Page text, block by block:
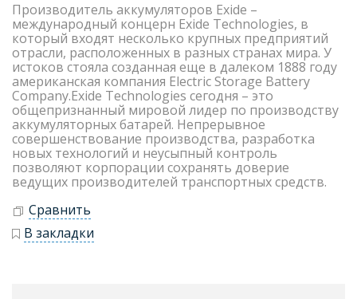
Производитель аккумуляторов Exide –
международный концерн Exide Technologies, в
который входят несколько крупных предприятий
отрасли, расположенных в разных странах мира. У
истоков стояла созданная еще в далеком 1888 году
американская компания Electric Storage Battery
Company.Exide Technologies сегодня – это
общепризнанный мировой лидер по производству
аккумуляторных батарей. Непрерывное
совершенствование производства, разработка
новых технологий и неусыпный контроль
позволяют корпорации сохранять доверие
ведущих производителей транспортных средств.
Сравнить
В закладки